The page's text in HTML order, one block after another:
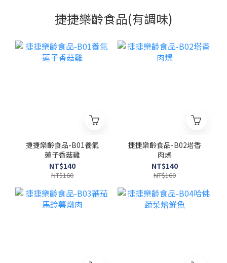
捷捷樂齡食品(有調味)
捷捷樂齡食品-B01養氣
蓮子香菇雞
NT$140
NT$160
捷捷樂齡食品-B02塔香
肉燥
NT$140
NT$160